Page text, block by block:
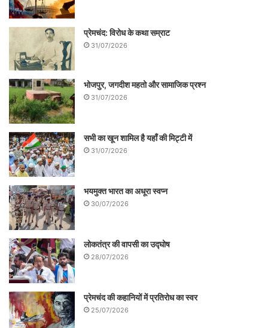
प्रेमचंद: विरोध के कथा सम्राट
31/07/2026
भोजपुर, जगदीश महतो और सामाजिक प्रश्न
31/07/2026
सभी का खून शामिल है यहाँ की मिट्टी में
31/07/2026
भयमुक्त भारत का अधूरा स्वप्न
30/07/2026
लोकतंत्र की वापसी का उद्घोष
28/07/2026
प्रेमचंद की कहानियों में प्रतिरोध का स्वर
25/07/2026